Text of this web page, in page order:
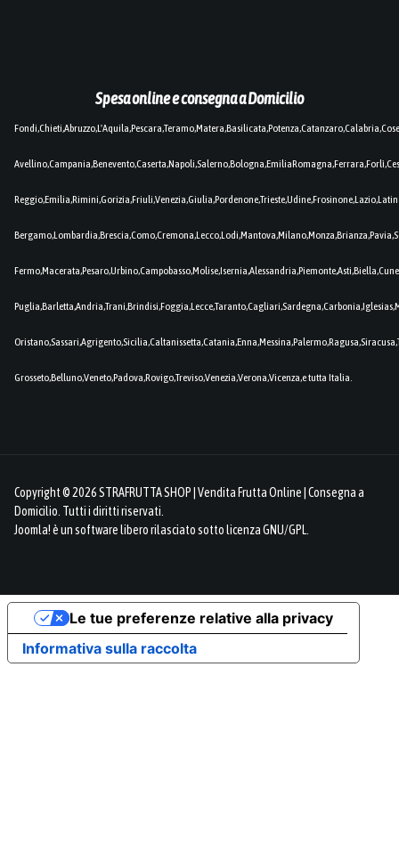
Spesa online e consegna a Domicilio
Grosseto,Belluno,Veneto,Padova,Rovigo,Treviso,Venezia,Verona,Vicenza,e tutta Italia.
Copyright © 2026 STRAFRUTTA SHOP | Vendita Frutta Online | Consegna a
Domicilio. Tutti i diritti riservati.
Joomla!è un software libero rilasciato sottolicenza GNU/GPL.
Informativa sulla raccolta
Le tue preferenze relative alla privacy